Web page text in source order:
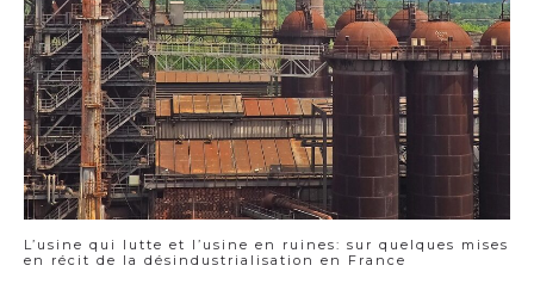
L’usine qui lutte et l’usine en ruines: sur quelques mises
en récit de la désindustrialisation en France